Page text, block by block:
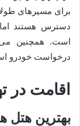
برای مسیرهای
دسترس هستند
است. همچنین می
درخواست خودرو
اقامت در
بهترین هتل